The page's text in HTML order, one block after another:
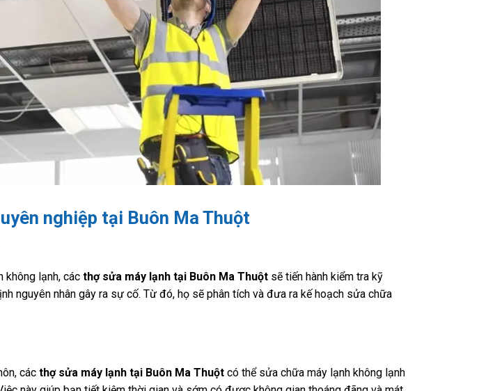
nghiệp tại Buôn Ma Thuột
không lạnh, các thợ sửa máy lạnh tại Buôn Ma Thuột sẽ tiến hành kiểm tra kỹ
nguyên nhân gây ra sự cố. Từ đó, họ sẽ phân tích và đưa ra kế hoạch sửa chữa
các thợ sửa máy lạnh tại Buôn Ma Thuột có thể sửa chữa máy lạnh không lạnh